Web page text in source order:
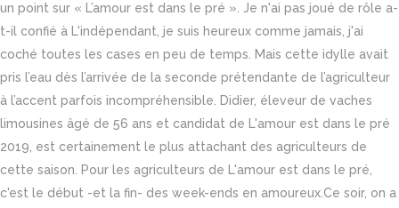
un point sur « L’amour est dans le pré ». Je n'ai pas joué de rôle a-
t-il confié à L'indépendant, je suis heureux comme jamais, j'ai
coché toutes les cases en peu de temps. Mais cette idylle avait
pris l’eau dès l’arrivée de la seconde prétendante de l’agriculteur
à l’accent parfois incompréhensible. Didier, éleveur de vaches
limousines âgé de 56 ans et candidat de L'amour est dans le pré
2019, est certainement le plus attachant des agriculteurs de
cette saison. Pour les agriculteurs de L'amour est dans le pré,
c'est le début -et la fin- des week-ends en amoureux.Ce soir, on a